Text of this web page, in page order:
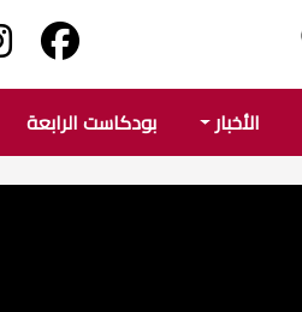
الأخبار بودكاست الرابعة